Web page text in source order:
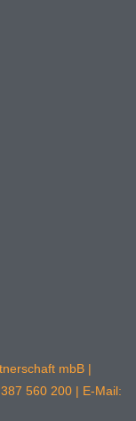
mbB |
560 200 | E-Mail: